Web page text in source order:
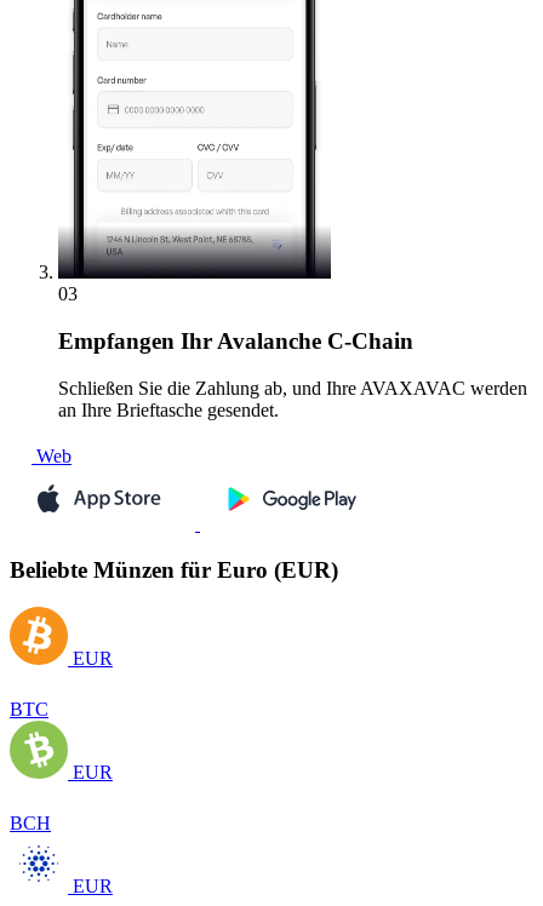
03
Empfangen Ihr Avalanche C-Chain
Schließen Sie die Zahlung ab, und Ihre AVAXAVAC werden
an Ihre Brieftasche gesendet.
Web
Beliebte Münzen für Euro (EUR)
EUR
BTC
EUR
BCH
EUR